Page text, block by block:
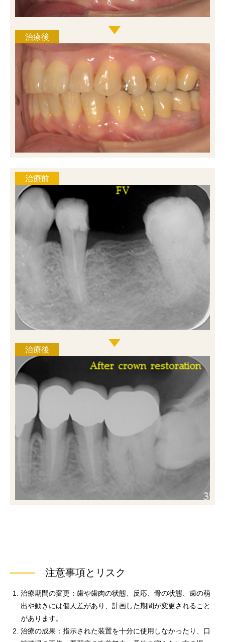
注意事項とリスク
治療期間の変更：歯や歯肉の状態、反応、骨の状態、歯の萌
出や動きには個人差があり、計画した期間が変更されること
があります。
治療の成果：指示された装置を十分に使用しなかったり、口